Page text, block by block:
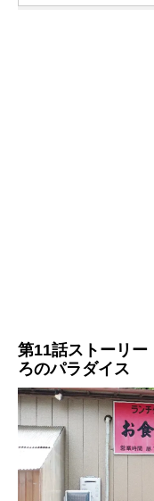
第11話ストーリー
ろのパラダイス